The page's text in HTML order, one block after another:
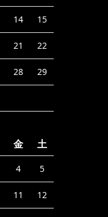
14 15
21 22
28 29
金 土
4 5
11 12